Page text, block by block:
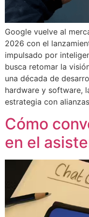
Google vuelve al
2026 con el
impulsado por
busca retomar la
una década de
hardware y software,
estrategia con
Cómo
en el